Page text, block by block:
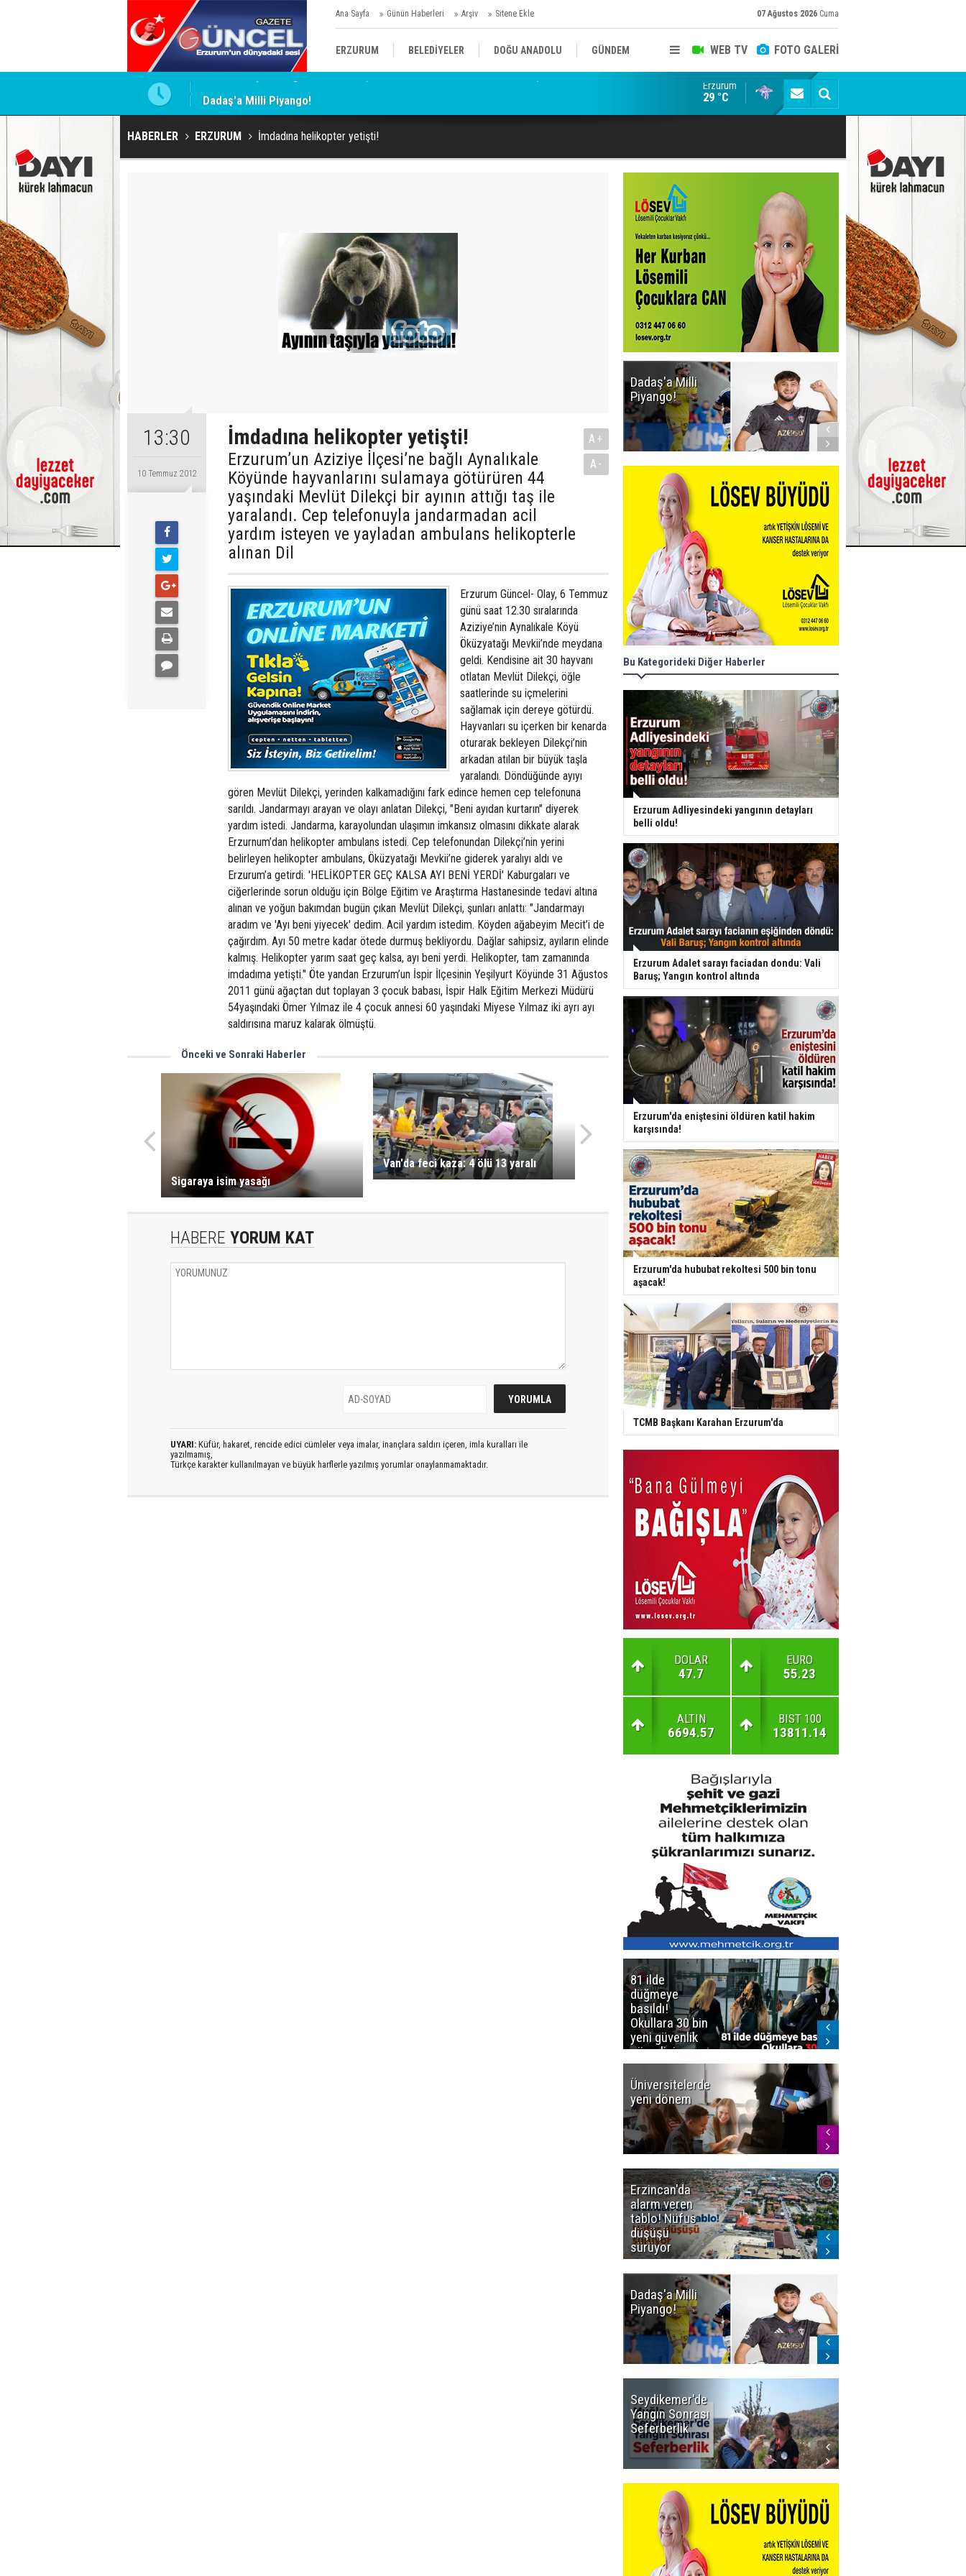
Ana Sayfa Günün Haberleri Arşiv Sitene Ekle 07 Ağustos 2026 Cuma
WEB TV FOTO GALERİ
ERZURUM BELEDİYELER DOĞU ANADOLU GÜNDEM
KÜLTÜR/SANAT//MAĞAZİN
Dadaş'a Milli Piyango! Dadaş'a Milli Piyango!
Erzurum
29 °C
HABERLER ERZURUM İmdadına helikopter yetişti!
13:30
10 Temmuz 2012
İmdadına helikopter yetişti!
Erzurum’un Aziziye İlçesi’ne bağlı Aynalıkale
Köyünde hayvanlarını sulamaya götürüren 44
yaşındaki Mevlüt Dilekçi bir ayının attığı taş ile
yaralandı. Cep telefonuyla jandarmadan acil
yardım isteyen ve yayladan ambulans helikopterle
alınan Dil
A+
A-
Erzurum Güncel- Olay, 6 Temmuz
günü saat 12.30 sıralarında
Aziziye’nin Aynalıkale Köyü
Öküzyatağı Mevkii’nde meydana
geldi. Kendisine ait 30 hayvanı
otlatan Mevlüt Dilekçi, öğle
saatlerinde su içmelerini
sağlamak için dereye götürdü.
Hayvanları su içerken bir kenarda
oturarak bekleyen Dilekçi’nin
arkadan atılan bir büyük taşla
yaralandı. Döndüğünde ayıyı
gören Mevlüt Dilekçi, yerinden kalkamadığını fark edince hemen cep telefonuna
sarıldı. Jandarmayı arayan ve olayı anlatan Dilekçi, "Beni ayıdan kurtarın" diyerek
yardım istedi. Jandarma, karayolundan ulaşımın imkansız olmasını dikkate alarak
Erzurnum’dan helikopter ambulans istedi. Cep telefonundan Dilekçi’nin yerini
belirleyen helikopter ambulans, Öküzyatağı Mevkii’ne giderek yaralıyı aldı ve
Erzurum’a getirdi. 'HELİKOPTER GEÇ KALSA AYI BENİ YERDİ' Kaburgaları ve
ciğerlerinde sorun olduğu için Bölge Eğitim ve Araştırma Hastanesinde tedavi altına
alınan ve yoğun bakımdan bugün çıkan Mevlüt Dilekçi, şunları anlattı: "Jandarmayı
aradım ve 'Ayı beni yiyecek' dedim. Acil yardım istedim. Köyden ağabeyim Mecit’i de
çağırdım. Ayı 50 metre kadar ötede durmuş bekliyordu. Dağlar sahipsiz, ayıların elinde
kalmış. Helikopter yarım saat geç kalsa, ayı beni yerdi. Helikopter, tam zamanında
imdadıma yetişti." Öte yandan Erzurum’un İspir İlçesinin Yeşilyurt Köyünde 31 Ağustos
2011 günü ağaçtan dut toplayan 3 çocuk babası, İspir Halk Eğitim Merkezi Müdürü
54yaşındaki Ömer Yılmaz ile 4 çocuk annesi 60 yaşındaki Miyese Yılmaz iki ayrı ayı
saldırısına maruz kalarak ölmüştü.
Önceki ve Sonraki Haberler
Sigaraya isim yasağı
Van'da feci kaza: 4 ölü 13 yaralı
HABERE YORUM KAT
UYARI: Küfür, hakaret, rencide edici cümleler veya imalar, inançlara saldırı içeren, imla kuralları ile
yazılmamış,
Türkçe karakter kullanılmayan ve büyük harflerle yazılmış yorumlar onaylanmamaktadır.
Dadaş'a Milli
Piyango!
Bu Kategorideki Diğer Haberler
Erzurum Adliyesindeki yangının detayları
belli oldu!
Erzurum Adalet sarayı faciadan dondu: Vali
Baruş; Yangın kontrol altında
Erzurum'da eniştesini öldüren katil hakim
karşısında!
Erzurum'da hububat rekoltesi 500 bin tonu
aşacak!
TCMB Başkanı Karahan Erzurum'da
DOLAR
47.7
EURO
55.23
ALTIN
6694.57
BIST 100
13811.14
81 ilde
düğmeye
basıldı!
Okullara 30 bin
yeni güvenlik
görevlisi
Üniversitelerde
yeni dönem
Erzincan'da
alarm veren
tablo! Nüfus
düşüşü
sürüyor
Dadaş'a Milli
Piyango!
Seydikemer'de
Yangın Sonrası
Seferberlik